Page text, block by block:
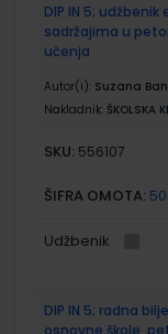
DIP IN 5;
sadržajima u
učenja
Autor(i): Suzana Ban
Nakladnik: ŠKOLSKA
SKU: 556107
ŠIFRA OMOTA:
Udžbenik
DIP IN 5; radna
osnovne škole,